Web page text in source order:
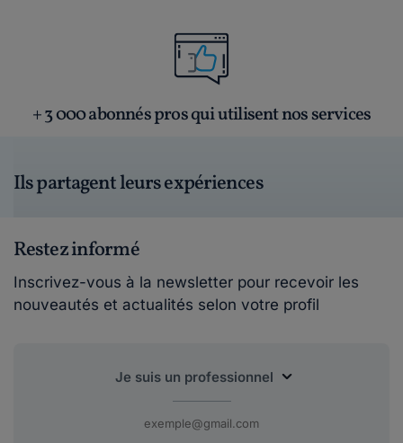
+ 3 000 abonnés pros qui utilisent nos services
Ils partagent leurs expériences
Restez informé
Inscrivez-vous à la newsletter pour recevoir les
nouveautés et actualités selon votre profil